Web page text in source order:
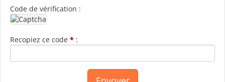
Code de vérification :
Recopiez ce code * :